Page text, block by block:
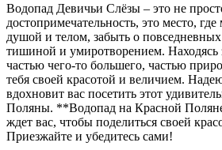
Водопад Девичьи Слёзы – это не
достопримечательность, это место,
душой и телом, забыть о повседневных
тишиной и умиротворением. Находясь
частью чего-то большего, частью
тебя своей красотой и величием.
вдохновит вас посетить этот
Поляны. **Водопад на Красной
ждет вас, чтобы поделиться своей
Приезжайте и убедитесь сами!